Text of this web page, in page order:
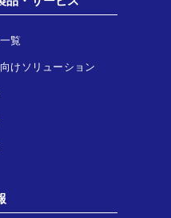
覧
けソリューション